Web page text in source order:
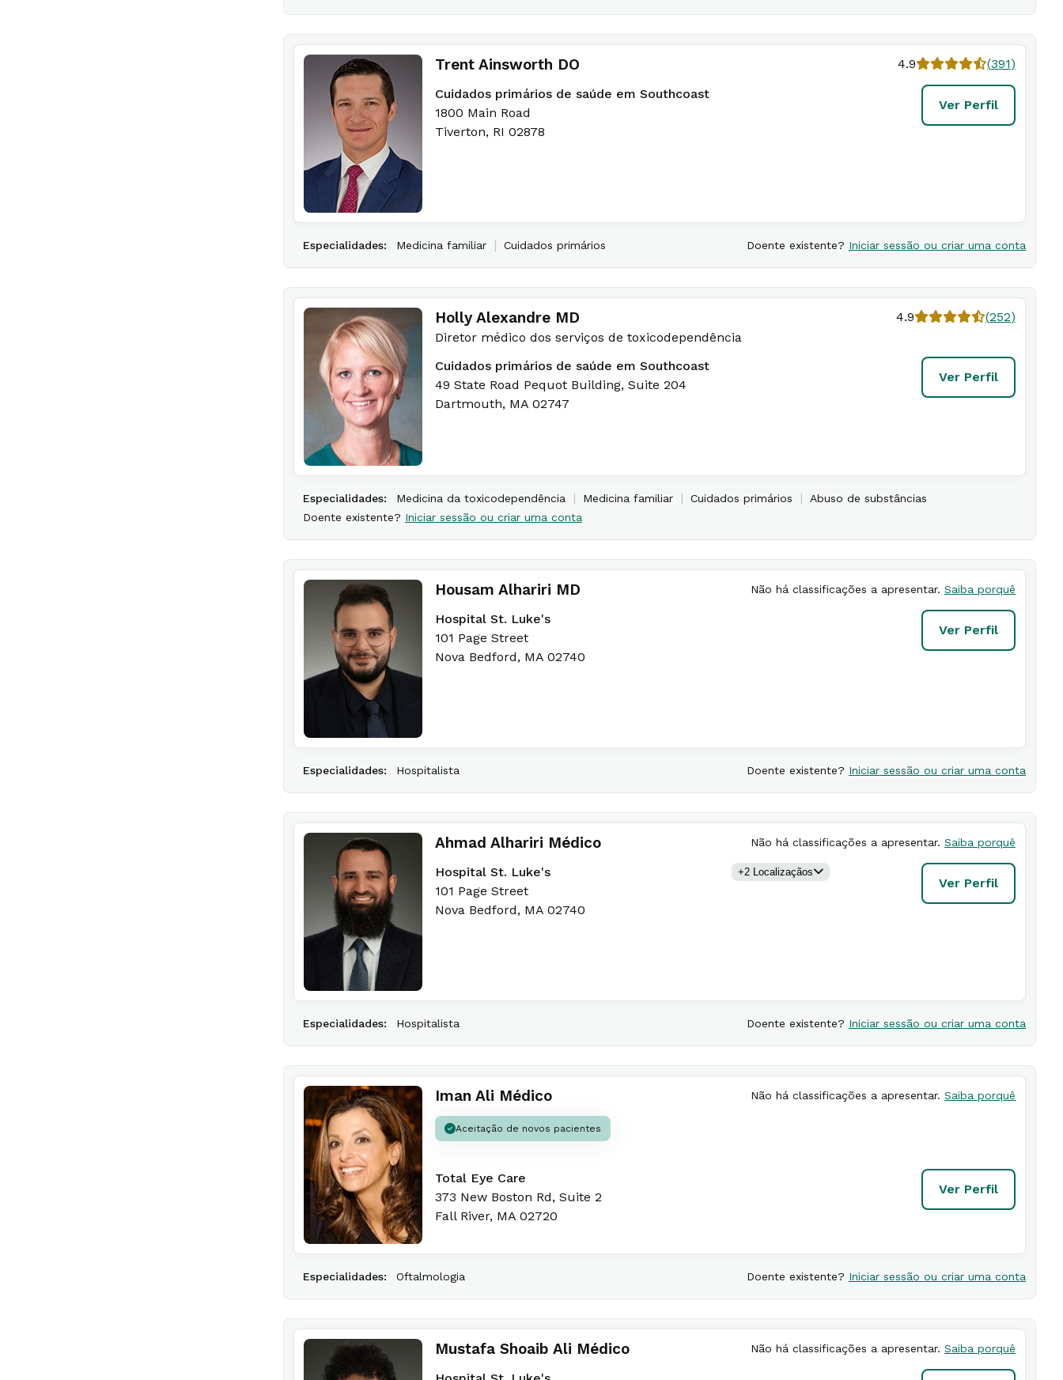
Trent Ainsworth DO 4.9 (391)
Cuidados primários de saúde em Southcoast
1800 Main Road
Tiverton, RI 02878
Ver Perfil
Especialidades: Medicina familiar | Cuidados primários Doente existente? Iniciar sessão ou criar uma conta
Holly Alexandre MD
Diretor médico dos serviços de toxicodependência
4.9 (252)
Cuidados primários de saúde em Southcoast
49 State Road Pequot Building, Suite 204
Dartmouth, MA 02747
Ver Perfil
Especialidades: Medicina da toxicodependência | Medicina familiar | Cuidados primários |
Abuso de substâncias
Doente existente? Iniciar sessão ou criar uma conta
Housam Alhariri MD Não há classificações a apresentar. Saiba porquê
Hospital St. Luke's
101 Page Street
Nova Bedford, MA 02740
Ver Perfil
Especialidades: Hospitalista Doente existente? Iniciar sessão ou criar uma conta
Ahmad Alhariri Médico Não há classificações a apresentar. Saiba porquê
Hospital St. Luke's
101 Page Street
Nova Bedford, MA 02740
+2 Localizaçãos
Ver Perfil
Especialidades: Hospitalista Doente existente? Iniciar sessão ou criar uma conta
Iman Ali Médico Não há classificações a apresentar. Saiba porquê
Aceitação de novos pacientes
Total Eye Care
373 New Boston Rd, Suite 2
Fall River, MA 02720
Ver Perfil
Especialidades: Oftalmologia Doente existente? Iniciar sessão ou criar uma conta
Mustafa Shoaib Ali Médico Não há classificações a apresentar. Saiba porquê